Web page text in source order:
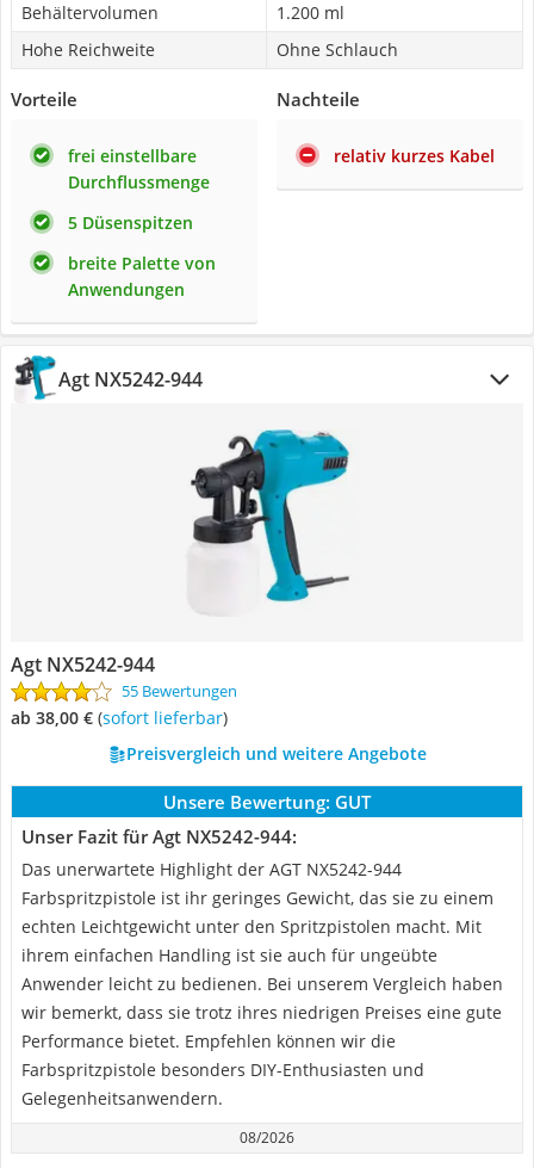
Behältervolumen
1.200 ml
Hohe Reichweite
Ohne Schlauch
Vorteile
frei einstellbare
Durchflussmenge
5 Düsenspitzen
breite Palette von
Anwendungen
Nachteile
relativ kurzes Kabel
Agt NX5242-944
Agt NX5242-944
55 Bewertungen
ab 38,00 € ( Sofort lieferbar)
Preisvergleich und weitere Angebote
Unsere Bewertung: GUT
Unser Fazit für Agt NX5242-944:
Das unerwartete Highlight der AGT NX5242-944
Farbspritzpistole ist ihr geringes Gewicht, das sie zu einem
echten Leichtgewicht unter den Spritzpistolen macht. Mit
ihrem einfachen Handling ist sie auch für ungeübte
Anwender leicht zu bedienen. Bei unserem Vergleich haben
wir bemerkt, dass sie trotz ihres niedrigen Preises eine gute
Performance bietet. Empfehlen können wir die
Farbspritzpistole besonders DIY-Enthusiasten und
Gelegenheitsanwendern.
08/2026